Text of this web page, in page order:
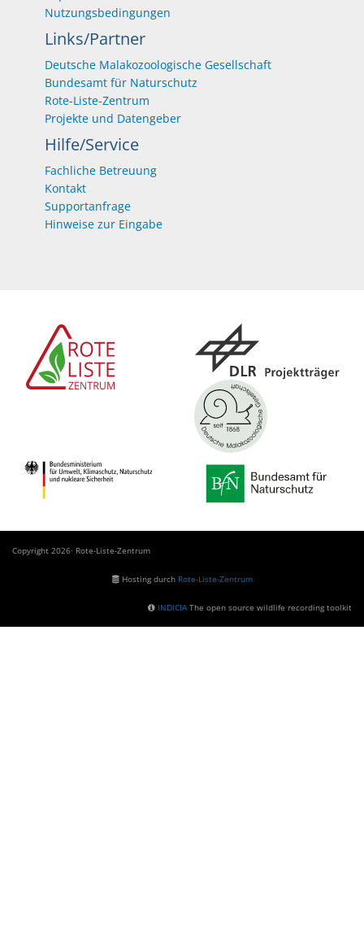
Nutzungsbedingungen
Links/Partner
Deutsche Malakozoologische Gesellschaft
Bundesamt für Naturschutz
Rote-Liste-Zentrum
Projekte und Datengeber
Hilfe/Service
Fachliche Betreuung
Kontakt
Supportanfrage
Hinweise zur Eingabe
Copyright 2026· Rote-Liste-Zentrum
Hosting durch Rote-Liste-Zentrum
INDICIA The open source wildlife recording toolkit